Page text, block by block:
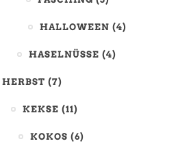
HALLOWEEN (4)
HASELNÜSSE (4)
HERBST (7)
KEKSE (11)
KOKOS (6)